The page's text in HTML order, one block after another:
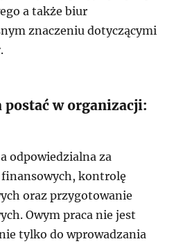
a także biur
znaczeniu dotyczącymi
postać w organizacji:
odpowiedzialna za
kontrolę
oraz przygotowanie
Owym praca nie jest
tylko do wprowadzania